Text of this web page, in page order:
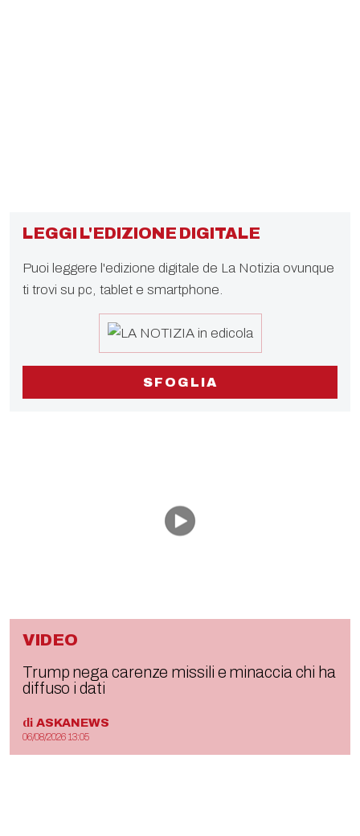
LEGGI L'EDIZIONE DIGITALE
Puoi leggere l'edizione digitale de La Notizia ovunque
ti trovi su pc, tablet e smartphone.
SFOGLIA
VIDEO
Trump nega carenze missili e minaccia chi ha
diffuso i dati
di ASKANEWS
06/08/2026 13:05